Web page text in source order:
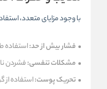
با وجود مزایای متعدد،
فشار بیش از حد:استفاده
مشکلات تنفسی:فشردن
تحریک پوست:استفاده